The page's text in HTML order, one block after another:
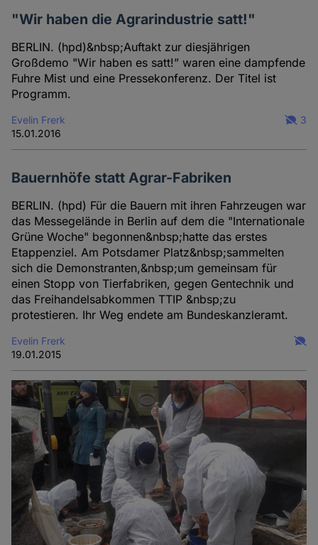
"Wir haben die Agrarindustrie satt!"
BERLIN. (hpd)&nbsp;Auftakt zur diesjährigen
Großdemo "Wir haben es satt!” waren eine dampfende
Fuhre Mist und eine Pressekonferenz. Der Titel ist
Programm.
Evelin Frerk
15.01.2016
3
Bauernhöfe statt Agrar-Fabriken
BERLIN. (hpd) Für die Bauern mit ihren Fahrzeugen war
das Messegelände in Berlin auf dem die "Internationale
Grüne Woche" begonnen&nbsp;hatte das erstes
Etappenziel. Am Potsdamer Platz&nbsp;sammelten
sich die Demonstranten,&nbsp;um gemeinsam für
einen Stopp von Tierfabriken, gegen Gentechnik und
das Freihandelsabkommen TTIP &nbsp;zu
protestieren. Ihr Weg endete am Bundeskanzleramt.
Evelin Frerk
19.01.2015